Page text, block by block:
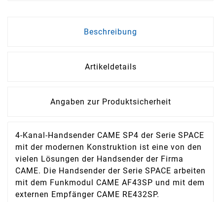
Beschreibung
Artikeldetails
Angaben zur Produktsicherheit
4-Kanal-Handsender CAME SP4 der Serie SPACE
mit der modernen Konstruktion ist eine von den
vielen Lösungen der Handsender der Firma
CAME. Die Handsender der Serie SPACE arbeiten
mit dem Funkmodul CAME AF43SP und mit dem
externen Empfänger CAME RE432SP.